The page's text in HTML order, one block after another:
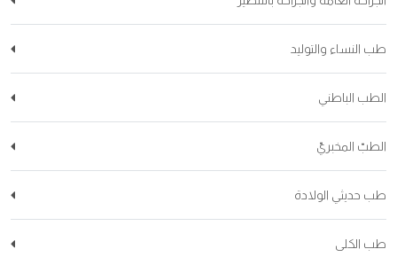
طب النساء والتوليد
الطب الباطني
الطبّ المخبريّ
طب حديثي الولادة
طب الكلى